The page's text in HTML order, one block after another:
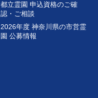
都立霊園 申込資格のご確
認・ご相談
2026年度 神奈川県の市営霊
園 公募情報